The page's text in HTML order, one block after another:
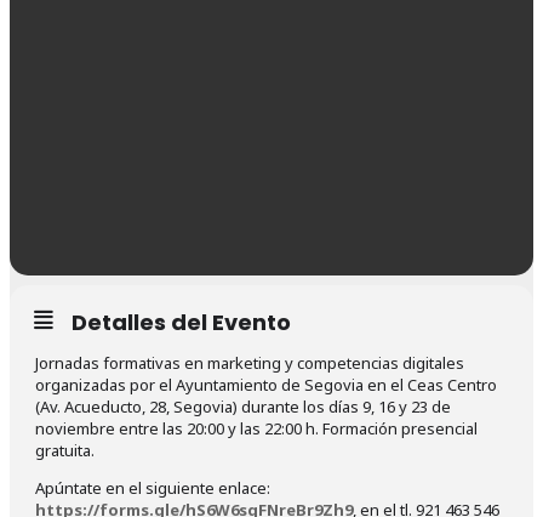
Detalles del Evento
Jornadas formativas en marketing y competencias digitales
organizadas por el Ayuntamiento de Segovia en el Ceas Centro
(Av. Acueducto, 28, Segovia) durante los días 9, 16 y 23 de
noviembre entre las 20:00 y las 22:00 h. Formación presencial
gratuita.
Apúntate en el siguiente enlace:
https://forms.gle/hS6W6sqFNreBr9Zh9, en el tl. 921 463 546